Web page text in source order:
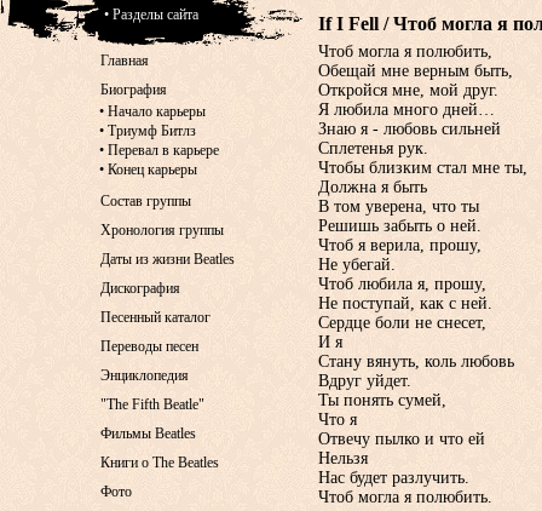
If I Fell / Чтоб могла я
Чтоб могла я полюбить,
Обещай мне верным быть,
Откройся мне, мой друг.
Я любила много дней…
Знаю я - любовь сильней
Сплетенья рук.
Чтобы близким стал мне ты,
Должна я быть
В том уверена, что ты
Решишь забыть о ней.
Чтоб я верила, прошу,
Не убегай.
Чтоб любила я, прошу,
Не поступай, как с ней.
Сердце боли не снесет,
И я
Стану вянуть, коль любовь
Вдруг уйдет.
Ты понять сумей,
Что я
Отвечу пылко и что ей
Нельзя
Нас будет разлучить.
Чтоб могла я полюбить.
• Разделы сайта
Главная
Биография
• Начало карьеры
• Триумф Битлз
• Перевал в карьере
• Конец карьеры
Состав группы
Хронология группы
Даты из жизни Beatles
Дискография
Песенный каталог
Переводы песен
Энциклопедия
"The Fifth Beatle"
Фильмы Beatles
Книги о The Beatles
Фото